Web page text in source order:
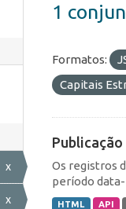
x
x
1
Formatos:
Capitais
Os registros
período
HTML API